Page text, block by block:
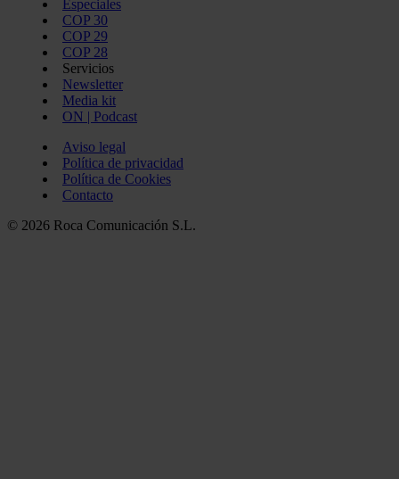
Especiales
COP 30
COP 29
COP 28
Servicios
Newsletter
Media kit
ON | Podcast
Aviso legal
Política de privacidad
Política de Cookies
Contacto
© 2026 Roca Comunicación S.L.